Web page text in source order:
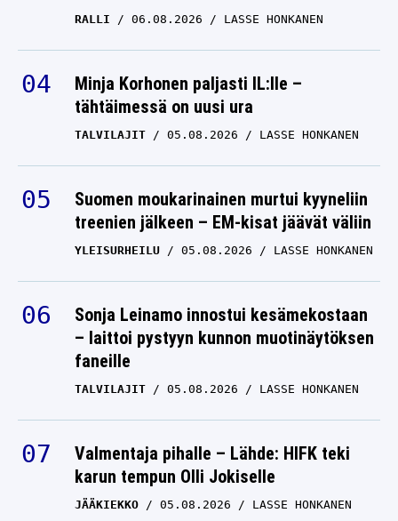
RALLI 06.08.2026 LASSE HONKANEN
Minja Korhonen paljasti IL:lle –
tähtäimessä on uusi ura
TALVILAJIT 05.08.2026 LASSE HONKANEN
Suomen moukarinainen murtui kyyneliin
treenien jälkeen – EM-kisat jäävät väliin
YLEISURHEILU 05.08.2026 LASSE HONKANEN
Sonja Leinamo innostui kesämekostaan
– laittoi pystyyn kunnon muotinäytöksen
faneille
TALVILAJIT 05.08.2026 LASSE HONKANEN
Valmentaja pihalle – Lähde: HIFK teki
karun tempun Olli Jokiselle
JÄÄKIEKKO 05.08.2026 LASSE HONKANEN